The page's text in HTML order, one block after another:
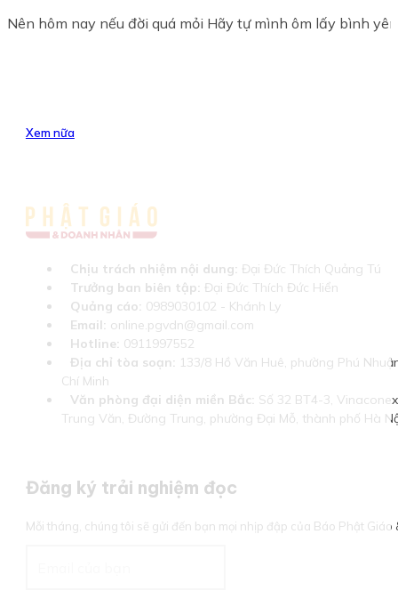
Nên hôm nay nếu đời quá mỏi Hãy tự mình ôm lấy bình
Xem nữa
Chịu trách nhiệm nội dung: Đại Đức Thích Quảng Tú
Trưởng ban biên tập: Đại Đức Thích Đức Hiển
Quảng cáo: 0989030102 - Khánh Ly
Email: online.pgvdn@gmail.com
Hotline: 0911997552
Địa chỉ tòa soạn: 133/8 Hồ Văn Huê, phường Phú
Chí Minh
Văn phòng đại diện miền Bắc: Số 32 BT4-3,
Trung Văn, Đường Trung, phường Đại Mỗ, thành phố Hà
Đăng ký trải nghiệm đọc
Mỗi tháng, chúng tôi sẽ gửi đến bạn mọi nhịp đập của Báo Phật Giáo